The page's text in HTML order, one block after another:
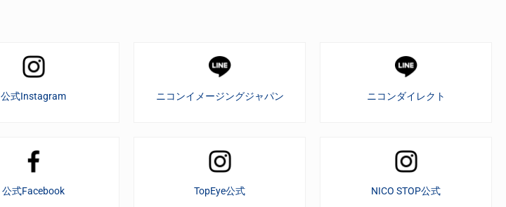
公式Instagram ニコンイメージングジャパン ニコンダイレクト
公式Facebook TopEye公式 NICO STOP公式